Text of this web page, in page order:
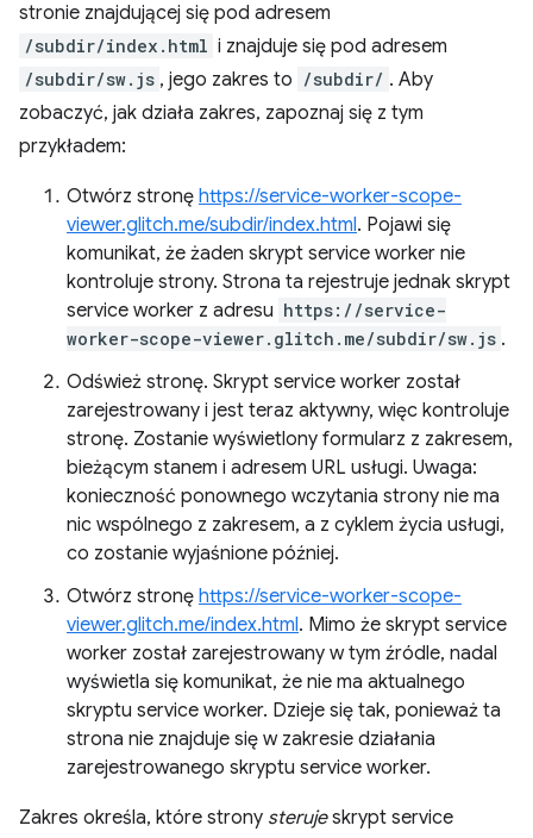
stronie znajdującej się pod adresem
/subdir/index.html i znajduje się pod adresem
/subdir/sw.js , jego zakres to /subdir/ . Aby
zobaczyć, jak działa zakres, zapoznaj się z tym
przykładem:
Otwórz stronę https://service-worker-scope-
viewer.glitch.me/subdir/index.html. Pojawi się
komunikat, że żaden skrypt service worker nie
kontroluje strony. Strona ta rejestruje jednak skrypt
service worker z adresu https://service-
worker-scope-viewer.glitch.me/subdir/sw.js .
Odśwież stronę. Skrypt service worker został
zarejestrowany i jest teraz aktywny, więc kontroluje
stronę. Zostanie wyświetlony formularz z zakresem,
bieżącym stanem i adresem URL usługi. Uwaga:
konieczność ponownego wczytania strony nie ma
nic wspólnego z zakresem, a z cyklem życia usługi,
co zostanie wyjaśnione później.
Otwórz stronę https://service-worker-scope-
viewer.glitch.me/index.html. Mimo że skrypt service
worker został zarejestrowany w tym źródle, nadal
wyświetla się komunikat, że nie ma aktualnego
skryptu service worker. Dzieje się tak, ponieważ ta
strona nie znajduje się w zakresie działania
zarejestrowanego skryptu service worker.
Zakres określa, które strony sterujeskrypt service